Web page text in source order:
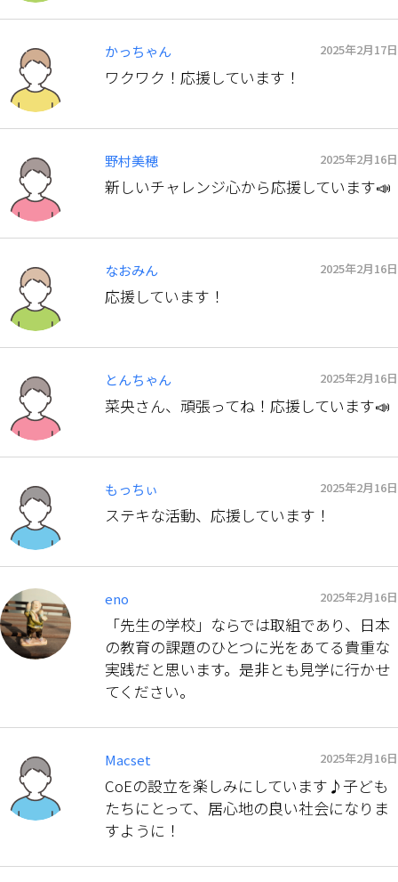
かっちゃん 2025年2月17日
ワクワク！応援しています！
野村美穂 2025年2月16日
新しいチャレンジ心から応援しています📣
なおみん 2025年2月16日
応援しています！
とんちゃん 2025年2月16日
菜央さん、頑張ってね！応援しています📣
もっちぃ 2025年2月16日
ステキな活動、応援しています！
eno 2025年2月16日
「先生の学校」ならでは取組であり、日本
の教育の課題のひとつに光をあてる貴重な
実践だと思います。是非とも見学に行かせ
てください。
Macset 2025年2月16日
CoEの設立を楽しみにしています♪子ども
たちにとって、居心地の良い社会になりま
すように！